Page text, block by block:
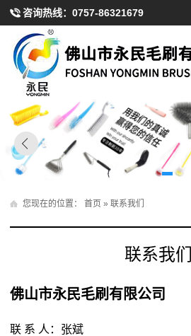
咨询热线： 0757-86321679
您现在的位置： 首页 » 联系我们
联系我们
佛山市永民毛刷有限公司
联 系 人：张斌